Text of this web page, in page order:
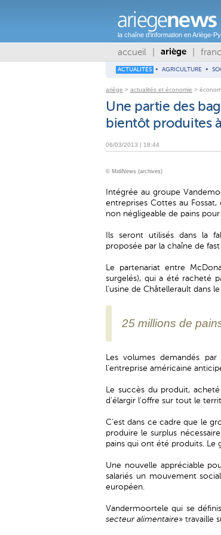
la chaîne d'information en Ariège-
accueil ariège
ACTUALITÉS • AGRICULTURE •
ariège > actualités et économie >
Une partie des
bientôt produites
06/03/2013 | 18:44
© MidiNews (archives)
Intégrée au groupe
entreprises Cottes au
non négligeable de pains
Ils seront utilisés dans la
proposée par la chaîne de
Le partenariat entre
surgelés), qui a été racheté
l’usine de Châtellerault dans
25 millions de
Les volumes demandés
l’entreprise américaine
Le succès du produit,
d'élargir l'offre sur tout le
C’est dans ce cadre que le
produire le surplus
pains qui ont été produits.
Une nouvelle appréciable
salariés un mouvement
européen.
Vandermoortele qui se
secteur alimentaire» travaille